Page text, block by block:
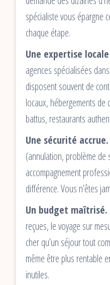
spécialiste vous épargne
chaque étape.
Une expertise
agences spécialisées
disposent souvent de
locaux, hébergements de
battus, restaurants
Une sécurité accrue.
(annulation, problème de
accompagnement
différence. Vous n’êtes
Un budget maîtrisé.
reçues, le voyage sur
cher qu’un séjour tout
même être plus rentable
inutiles.